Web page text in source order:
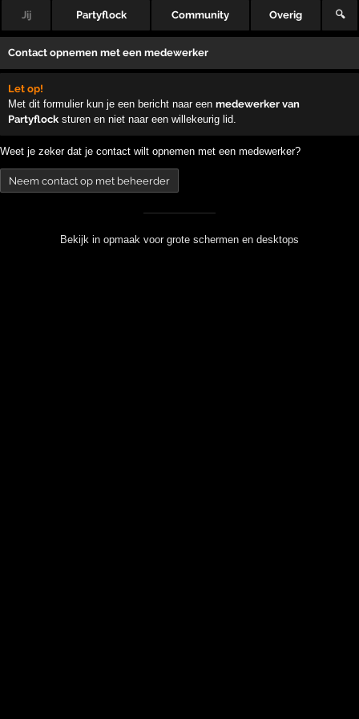
Jij Partyflock Community Overig 🔍
Contact opnemen met een medewerker
Let op!
Met dit formulier kun je een bericht naar eenmedewerker van
Partyflock sturen en niet naar een willekeurig lid.
Weet je zeker dat je contact wilt opnemen met een medewerker?
Bekijk in opmaak voor grote schermen en desktops